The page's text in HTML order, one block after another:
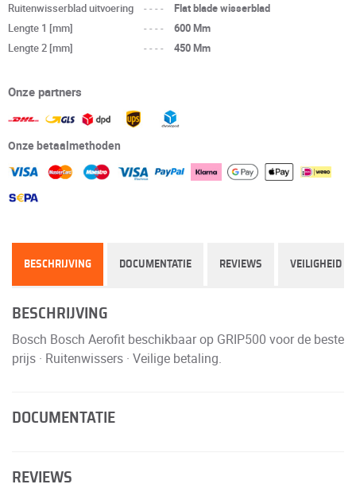
Ruitenwisserblad uitvoering
----
Flat blade wisserblad
Lengte 1 [mm]
----
600 Mm
Lengte 2 [mm]
---- 450 Mm
Onze partners
Onze betaalmethoden
BESCHRIJVING DOCUMENTATIE REVIEWS VEILIGHEID
BESCHRIJVING
Bosch Bosch Aerofit beschikbaar op GRIP500 voor de beste
prijs · Ruitenwissers · Veilige betaling.
DOCUMENTATIE
REVIEWS